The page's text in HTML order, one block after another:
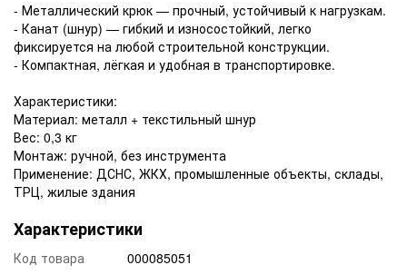
- Металлический крюк — прочный, устойчивый к нагрузкам.
- Канат (шнур) — гибкий и износостойкий, легко
фиксируется на любой строительной конструкции.
- Компактная, лёгкая и удобная в транспортировке.
Характеристики:
Материал: металл + текстильный шнур
Вес: 0,3 кг
Монтаж: ручной, без инструмента
Применение: ДСНС, ЖКХ, промышленные объекты, склады,
ТРЦ, жилые здания
Характеристики
Код товара 000085051